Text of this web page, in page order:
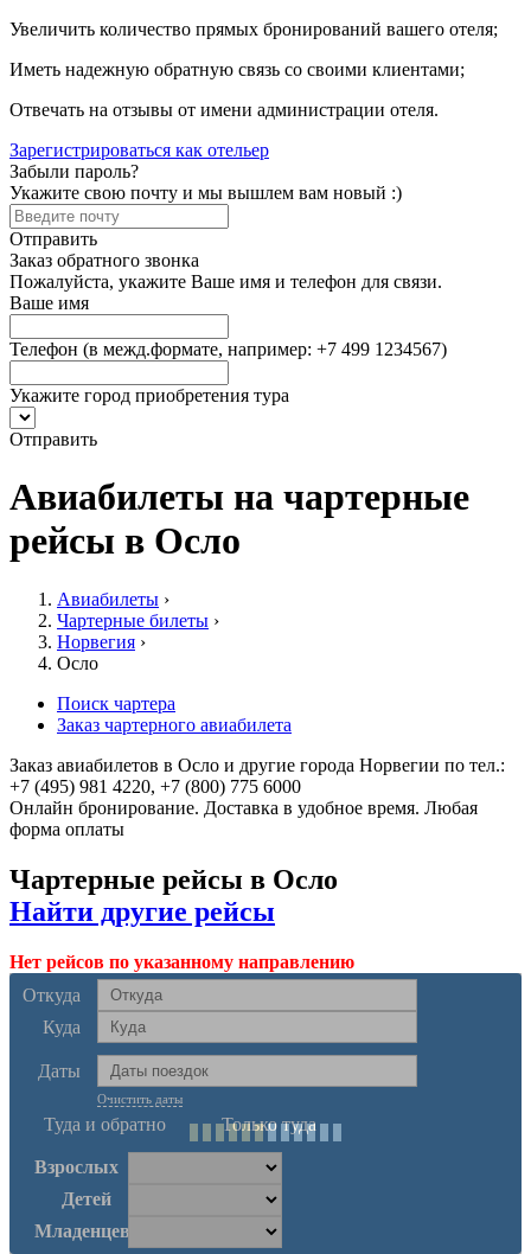
Увеличить количество прямых бронирований вашего отеля;
Иметь надежную обратную связь со своими клиентами;
Отвечать на отзывы от имени администрации отеля.
Зарегистрироваться как отельер
Забыли пароль?
Укажите свою почту и мы вышлем вам новый :)
Отправить
Заказ обратного звонка
Пожалуйста, укажите Ваше имя и телефон для связи.
Ваше имя
Телефон (в межд.формате, например: +7 499 1234567)
Укажите город приобретения тура
Отправить
Авиабилеты на чартерные
рейсы в Осло
Авиабилеты ›
Чартерные билеты ›
Норвегия ›
Осло
Поиск чартера
Заказ чартерного авиабилета
Заказ авиабилетов в Осло и другие города Норвегии по тел.:
+7 (495) 981 4220, +7 (800) 775 6000
Онлайн бронирование. Доставка в удобное время. Любая
форма оплаты
Чартерные рейсы в Осло
Найти другие рейсы
Нет рейсов по указанному направлению
Откуда
Куда
Даты
Очистить даты
Туда и обратно Только туда
Взрослых
Детей
Младенцев